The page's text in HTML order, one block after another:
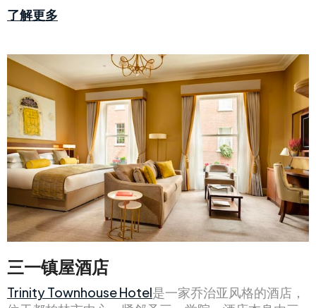
了解更多
三一镇屋酒店
Trinity Townhouse Hotel是一家乔治亚风格的酒店，